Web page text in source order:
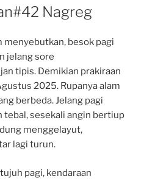
Nagreg
menyebutkan, besok pagi
jelang sore
tipis. Demikian prakiraan
2025. Rupanya alam
berbeda. Jelang pagi
tebal, sesekali angin bertiup
menggelayut,
lagi turun.
pagi, kendaraan